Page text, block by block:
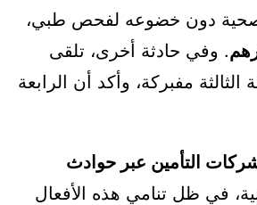
دون خضوعه لفحص طبي،
. وفي حادثة أخرى، تلقى
الثالثة مفبركة، وأكد أن الرابعة
التأمين عبر حوادث
في ظل تنامي هذه الأفعال